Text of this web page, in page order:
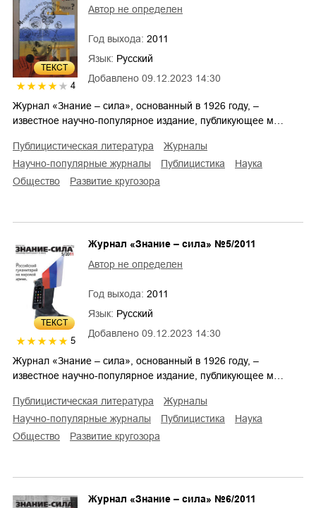
ТЕКСТ
4
Добавлено 09.12.2023 14:30
Автор не определен
Год выхода: 2011
Язык: Русский
Журнал «Знание – сила», основанный в 1926 году, –
известное научно-популярное издание, публикующее м…
публицистическая литература
журналы
научно-популярные журналы
публицистика
наука
общество
развитие кругозора
ТЕКСТ
5
Добавлено 09.12.2023 14:30
Журнал «Знание – сила» №5/2011
Автор не определен
Год выхода: 2011
Язык: Русский
Журнал «Знание – сила», основанный в 1926 году, –
известное научно-популярное издание, публикующее м…
публицистическая литература
журналы
научно-популярные журналы
публицистика
наука
общество
развитие кругозора
Журнал «Знание – сила» №6/2011